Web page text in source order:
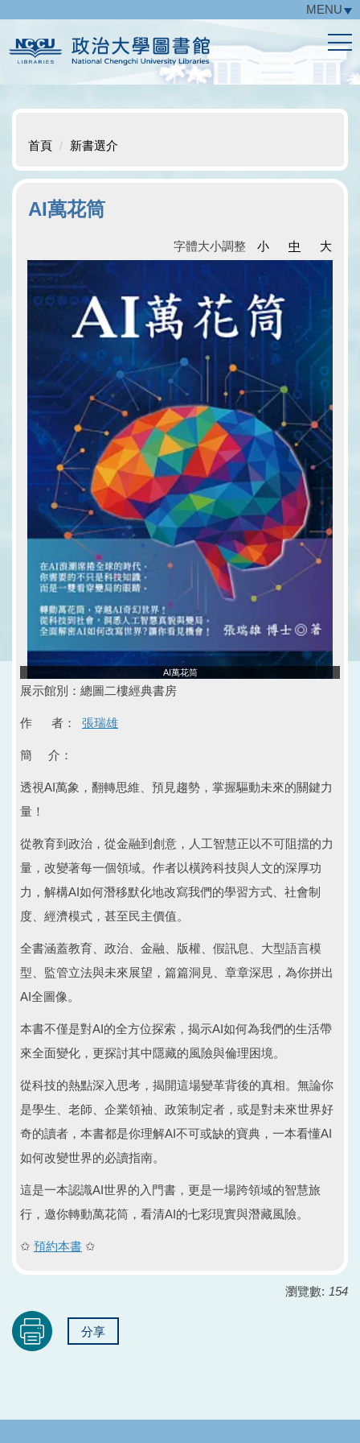
主
要
區
MENU
首頁 新書選介
AI萬花筒
字體大小調整 小 中 大
AI萬花筒
展示館別：總圖二樓經典書房
作 者： 張瑞雄
簡 介：
透視AI萬象，翻轉思維、預見趨勢，掌握驅動未來的關鍵力
量！
從教育到政治，從金融到創意，人工智慧正以不可阻擋的力
量，改變著每一個領域。作者以橫跨科技與人文的深厚功
力，解構AI如何潛移默化地改寫我們的學習方式、社會制
度、經濟模式，甚至民主價值。
全書涵蓋教育、政治、金融、版權、假訊息、大型語言模
型、監管立法與未來展望，篇篇洞見、章章深思，為你拼出
AI全圖像。
本書不僅是對AI的全方位探索，揭示AI如何為我們的生活帶
來全面變化，更探討其中隱藏的風險與倫理困境。
從科技的熱點深入思考，揭開這場變革背後的真相。無論你
是學生、老師、企業領袖、政策制定者，或是對未來世界好
奇的讀者，本書都是你理解AI不可或缺的寶典，一本看懂AI
如何改變世界的必讀指南。
這是一本認識AI世界的入門書，更是一場跨領域的智慧旅
行，邀你轉動萬花筒，看清AI的七彩現實與潛藏風險。
✩ 預約本書 ✩
瀏覽數: 154
分享